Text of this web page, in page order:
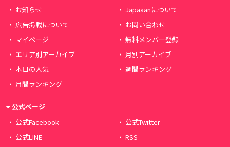
お知らせ
Japaaanについて
広告掲載について
お問い合わせ
マイページ
無料メンバー登録
エリア別アーカイブ
月別アーカイブ
本日の人気
週間ランキング
月間ランキング
公式ページ
公式Facebook
公式Twitter
公式LINE
RSS